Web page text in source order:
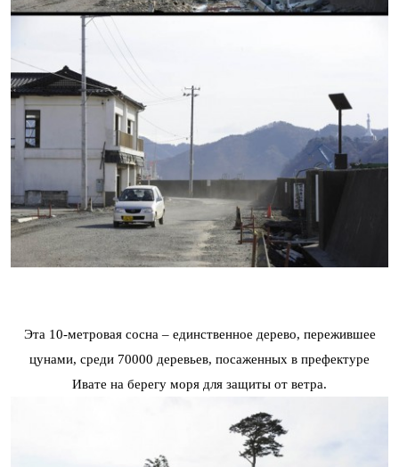
Эта 10-метровая сосна – единственное дерево, пережившее
цунами, среди 70000 деревьев, посаженных в префектуре
Ивате на берегу моря для защиты от ветра.